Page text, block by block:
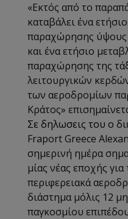
«Εκτός από το
καταβάλει ένα
παραχώρησης ύψους
και ένα ετήσιο
παραχώρησης της
λειτουργικών
των αεροδρομίων
Κράτος»
Σε δηλωσεις του ο
Fraport Greece
σημερινή ημέρα
μίας νέας εποχής
περιφερειακά
διάστημα μόλις 12
παγκοσμίου